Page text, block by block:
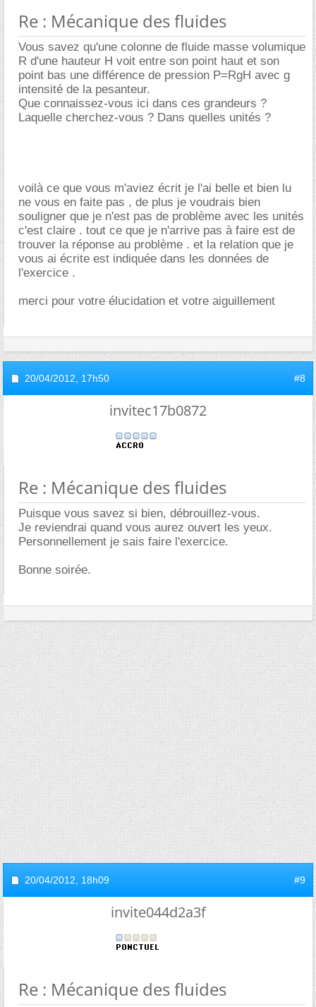
Re : Mécanique des fluides
Vous savez qu'une colonne de fluide masse volumique
R d'une hauteur H voit entre son point haut et son
point bas une différence de pression P=RgH avec g
intensité de la pesanteur.
Que connaissez-vous ici dans ces grandeurs ?
Laquelle cherchez-vous ? Dans quelles unités ?
voilà ce que vous m'aviez écrit je l'ai belle et bien lu
ne vous en faite pas , de plus je voudrais bien
souligner que je n'est pas de problème avec les unités
c'est claire . tout ce que je n'arrive pas à faire est de
trouver la réponse au problème . et la relation que je
vous ai écrite est indiquée dans les données de
l'exercice .
merci pour votre élucidation et votre aiguillement
20/04/2012, 17h50 #8
invitec17b0872
Re : Mécanique des fluides
Puisque vous savez si bien, débrouillez-vous.
Je reviendrai quand vous aurez ouvert les yeux.
Personnellement je sais faire l'exercice.
Bonne soirée.
20/04/2012, 18h09 #9
invite044d2a3f
Re : Mécanique des fluides